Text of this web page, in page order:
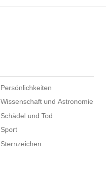
Persönlichkeiten
Wissenschaft und Astronomie
Schädel und Tod
Sport
Sternzeichen